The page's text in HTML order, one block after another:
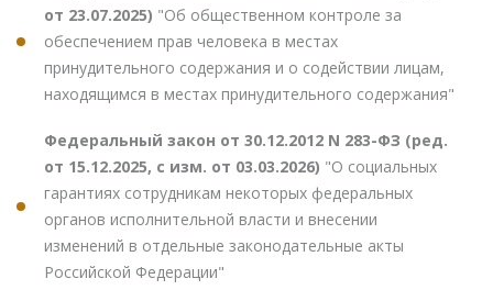
от 23.07.2025) "Об общественном контроле за
обеспечением прав человека в местах
принудительного содержания и о содействии лицам,
находящимся в местах принудительного содержания"
Федеральный закон от 30.12.2012 N 283-ФЗ (ред.
от 15.12.2025, с изм. от 03.03.2026) "О социальных
гарантиях сотрудникам некоторых федеральных
органов исполнительной власти и внесении
изменений в отдельные законодательные акты
Российской Федерации"